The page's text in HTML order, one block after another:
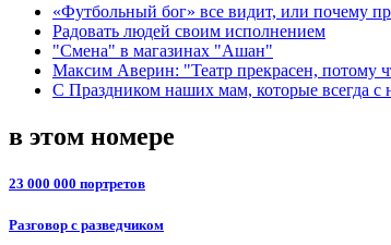
«Футбольный бог» все видит, или почему
Радовать людей своим исполнением
"Смена" в магазинах "Ашан"
Максим Аверин: "Театр прекрасен, потому
С Праздником наших мам, которые всегда с
в этом номере
23 000 000 портретов
Разговор с разведчиком